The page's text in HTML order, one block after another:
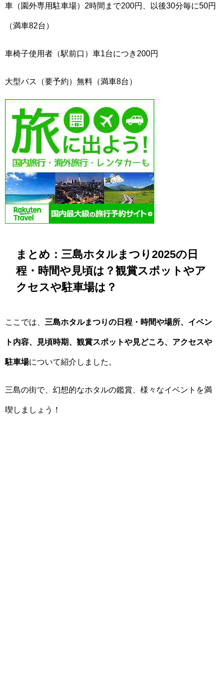
車（園外専用駐車場）2時間まで200円、以後30分毎に50円
（満車82台）
車椅子使用者（駅前口）車1台につき200円
大型バス（要予約）無料（満車8台）
まとめ：三島ホタルまつり2025の日
程・時間や見頃は？観賞スポットやア
クセスや駐車場は？
ここでは、 三島ホタルまつりの日程・時間や場所、イベン
ト内容、見頃時期、観賞スポットや見どころ、アクセスや
駐車場について紹介しました。
三島の街で、幻想的なホタルの鑑賞、様々なイベントを満
喫しましょう！